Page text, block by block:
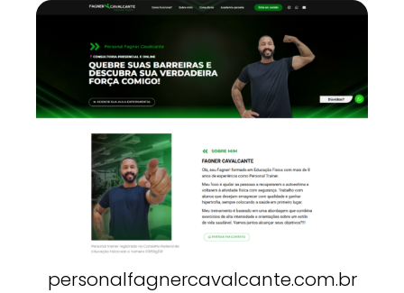
personalfagnercavalcante.com.br